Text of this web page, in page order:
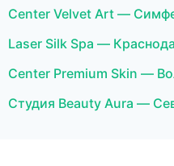
Center Velvet Art —
Laser Silk Spa —
Center Premium Skin —
Студия Beauty Aura —